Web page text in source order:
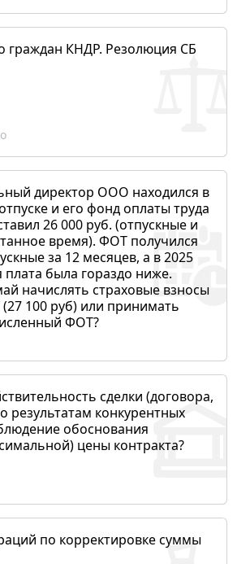
граждан КНДР. Резолюция СБ
директор ООО находился в
и его фонд оплаты труда
26 000 руб. (отпускные и
время). ФОТ получился
за 12 месяцев, а в 2025
плата была гораздо ниже.
начислять страховые взносы
100 руб) или принимать
ФОТ?
сделки (договора,
результатам конкурентных
обоснования
цены контракта?
по корректировке суммы